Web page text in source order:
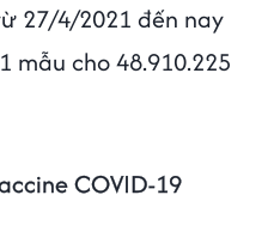
27/4/2021 đến nay
mẫu cho 48.910.225
COVID-19